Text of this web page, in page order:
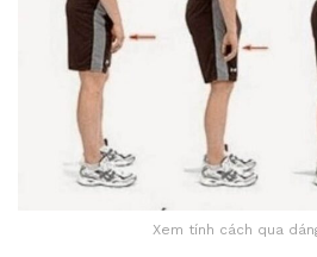
Xem tính cách qua